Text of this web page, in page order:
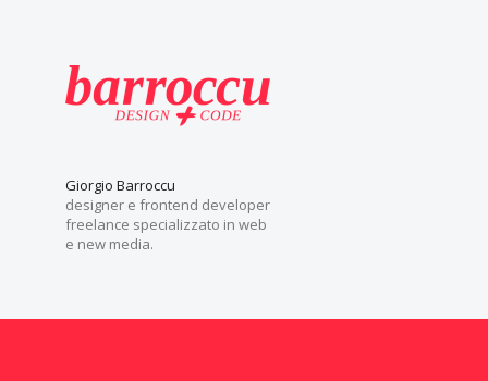
Giorgio Barroccu
designer e frontend developer
freelance specializzato in web
e new media.